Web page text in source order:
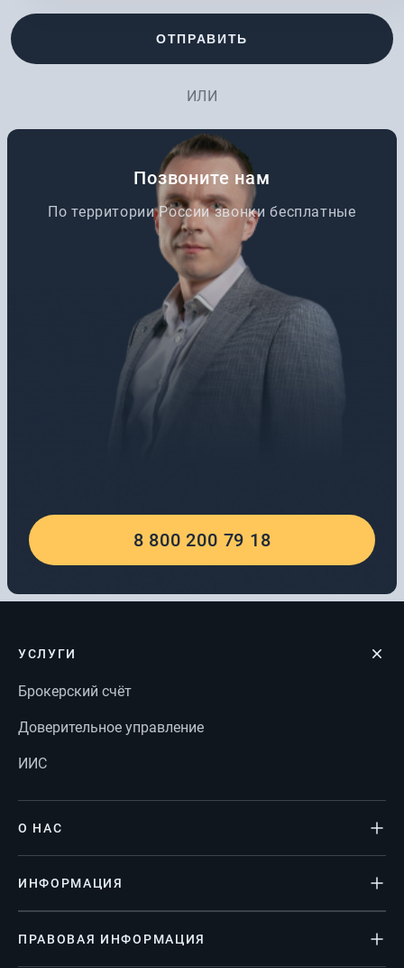
ОТПРАВИТЬ
ИЛИ
Позвоните нам
По территории России звонки бесплатные
8 800 200 79 18
УСЛУГИ
Брокерский счёт
Доверительное управление
ИИС
О НАС
ИНФОРМАЦИЯ
ПРАВОВАЯ ИНФОРМАЦИЯ